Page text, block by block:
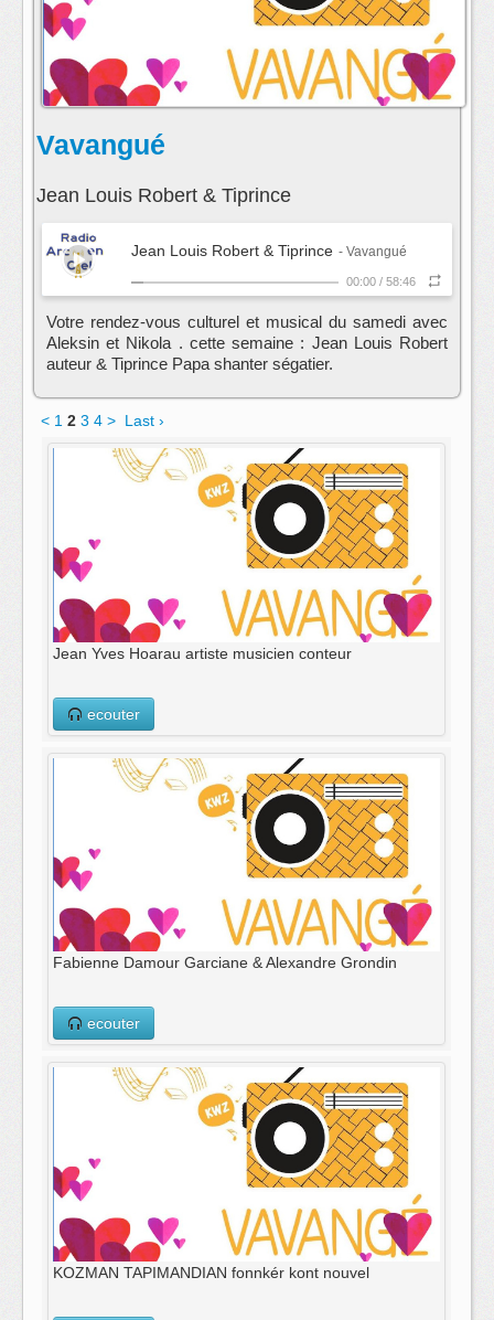
Vavangué
Jean Louis Robert & Tiprince
Jean Louis Robert & Tiprince - Vavangué
00:00 / 58:46
Votre rendez-vous culturel et musical du samedi avec
Aleksin et Nikola . cette semaine : Jean Louis Robert
auteur & Tiprince Papa shanter ségatier.
< 1 2 3 4 > Last ›
Jean Yves Hoarau artiste musicien conteur
ecouter
Fabienne Damour Garciane & Alexandre Grondin
ecouter
KOZMAN TAPIMANDIAN fonnkér kont nouvel​